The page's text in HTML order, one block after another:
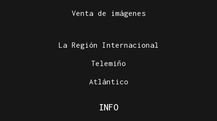
Venta de imágenes
La Región Internacional
Telemiño
Atlántico
INFO